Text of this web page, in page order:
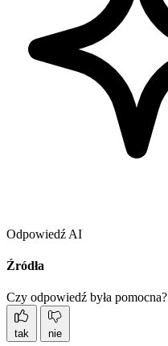
Odpowiedź AI
Źródła
Czy odpowiedź była pomocna?
tak nie